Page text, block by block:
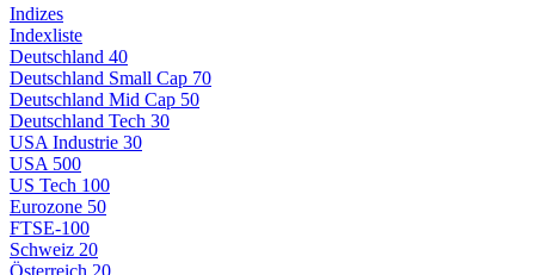
Indizes
Indexliste
Deutschland 40
Deutschland Small Cap 70
Deutschland Mid Cap 50
Deutschland Tech 30
USA Industrie 30
USA 500
US Tech 100
Eurozone 50
FTSE-100
Schweiz 20
Österreich 20